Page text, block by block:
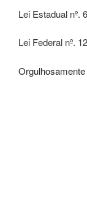
Lei Estadual nº.
Lei Federal nº.